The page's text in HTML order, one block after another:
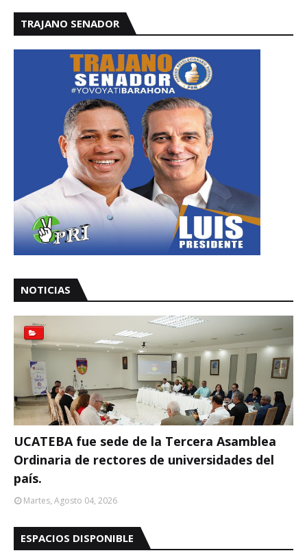
TRAJANO SENADOR
NOTICIAS
UCATEBA fue sede de la Tercera Asamblea
Ordinaria de rectores de universidades del
país.
Martes, Agosto 04, 2026
ESPACIOS DISPONIBLE